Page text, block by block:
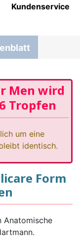
Kundenservice
Men wird
Tropfen
um eine
identisch.
Form
Anatomische